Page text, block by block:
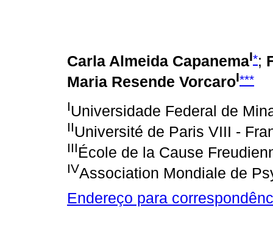
Carla Almeida CapanemaI*;
Maria Resende VorcaroI***
IUniversidade Federal de
IIUniversité de Paris VIII -
IIIÉcole de la Cause
IVAssociation Mondiale de
Endereço para